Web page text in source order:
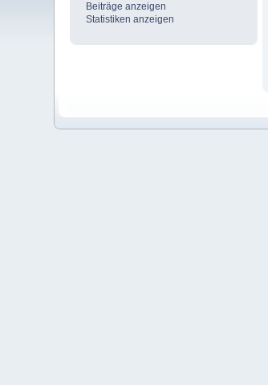
Beiträge anzeigen
Statistiken anzeigen